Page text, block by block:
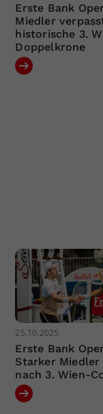
Erste Bank
Miedler
historische 3.
Doppelkrone
25.10.2025
Erste Bank
Starker
nach 3. Wien-